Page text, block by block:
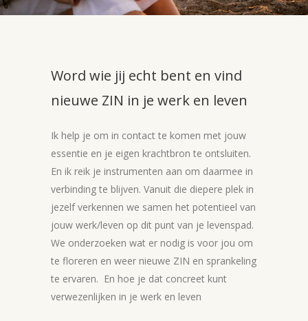
Word wie jij echt bent en vind
nieuwe ZIN in je werk en leven
Ik help je om in contact te komen met jouw
essentie en je eigen krachtbron te ontsluiten.
En ik reik je instrumenten aan om daarmee in
verbinding te blijven. Vanuit die diepere plek in
jezelf verkennen we samen het potentieel van
jouw werk/leven op dit punt van je levenspad.
We onderzoeken wat er nodig is voor jou om
te floreren en weer nieuwe ZIN en sprankeling
te ervaren. En hoe je dat concreet kunt
verwezenlijken in je werk en leven